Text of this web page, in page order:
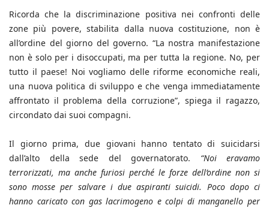
Ricorda che la discriminazione positiva nei confronti delle
zone più povere, stabilita dalla nuova costituzione, non è
all’ordine del giorno del governo. “La nostra manifestazione
non è solo per i disoccupati, ma per tutta la regione. No, per
tutto il paese! Noi vogliamo delle riforme economiche reali,
una nuova politica di sviluppo e che venga immediatamente
affrontato il problema della corruzione”, spiega il ragazzo,
circondato dai suoi compagni.
Il giorno prima, due giovani hanno tentato di suicidarsi
dall’alto della sede del governatorato. “Noi eravamo
terrorizzati, ma anche furiosi perché le forze dell’ordine non si
sono mosse per salvare i due aspiranti suicidi. Poco dopo ci
hanno caricato con gas lacrimogeno e colpi di manganello per